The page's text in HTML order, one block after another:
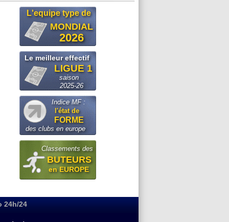
L'equipe type de
MONDIAL
2026
Le meilleur effectif
LIGUE 1
saison
2025-26
Indice MF :
l'état de
FORME
des clubs en europe
Classements des
BUTEURS
en EUROPE
24h/24